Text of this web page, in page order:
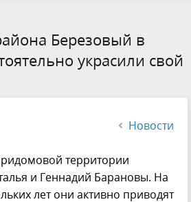
Березовый в
украсили свой
Новости
территории
и Геннадий Барановы. На
лет они активно приводят